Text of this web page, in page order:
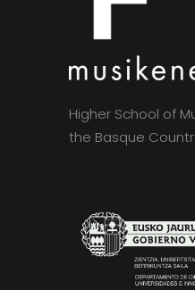
Higher School of
the Basque